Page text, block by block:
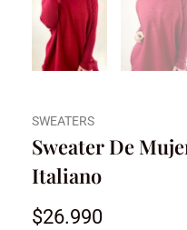
SWEATERS
Sweater De
Italiano
$26.990